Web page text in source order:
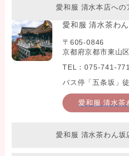
愛和服 清水本店への
愛和服 清水茶わ
〒605-0846
京都府京都市東山
TEL：075-741-
バス停「五条坂」
愛和服 清水茶
愛和服 清水茶わん坂